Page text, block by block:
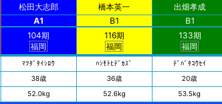
松田大志郎 橋本英一 出畑孝成
A1 B1
B1
104期
福岡
116期
福岡
133期
福岡
ﾏﾂﾀﾞﾀｲｼﾛｳ ﾊｼﾓﾄﾋﾃﾞｶｽﾞ ﾃﾞﾊﾞﾀｺｳｾｲ
38歳 36歳
20歳
52.0kg 52.6kg 53.5kg